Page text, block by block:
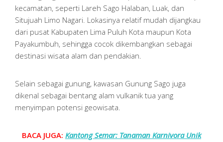
kecamatan, seperti Lareh Sago Halaban, Luak, dan
Situjuah Limo Nagari. Lokasinya relatif mudah dijangkau
dari pusat Kabupaten Lima Puluh Kota maupun Kota
Payakumbuh, sehingga cocok dikembangkan sebagai
destinasi wisata alam dan pendakian.
Selain sebagai gunung, kawasan Gunung Sago juga
dikenal sebagai bentang alam vulkanik tua yang
menyimpan potensi geowisata.
BACA JUGA: Kantong Semar: Tanaman Karnivora Unik